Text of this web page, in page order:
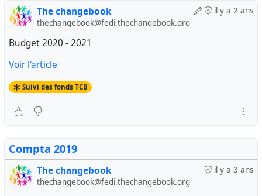
il y a 2 ans
The changebook
thechangebook@fedi.thechangebook.org
Budget 2020 - 2021
Voir l'article
Suivi des fonds TCB
Compta 2019
il y a 3 ans
The changebook
thechangebook@fedi.thechangebook.org